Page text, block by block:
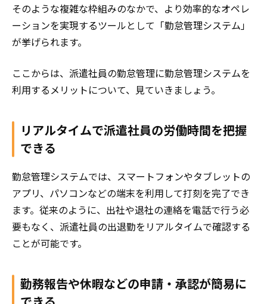
そのような複雑な枠組みのなかで、より効率的なオペレ
ーションを実現するツールとして「勤怠管理システム」
が挙げられます。
ここからは、派遣社員の勤怠管理に勤怠管理システムを
利用するメリットについて、見ていきましょう。
リアルタイムで派遣社員の労働時間を把握
できる
勤怠管理システムでは、スマートフォンやタブレットの
アプリ、パソコンなどの端末を利用して打刻を完了でき
ます。従来のように、出社や退社の連絡を電話で行う必
要もなく、派遣社員の出退勤をリアルタイムで確認する
ことが可能です。
勤務報告や休暇などの申請・承認が簡易に